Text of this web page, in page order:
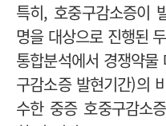
특히, 호중구감소증이
명을 대상으로 진행된
통합분석에서 경쟁약
구감소증 발현기간)의
수한 중증 호중구감소